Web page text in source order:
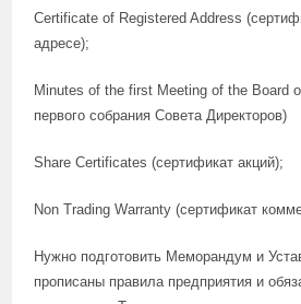
Certificate of Registered Address
адресе);
Minutes of the first Meeting of the Board
первого собрания Совета Директоров)
Share Certificates (сертификат акций);
Non Trading Warranty (сертификат
Нужно подготовить Меморандум и
прописаны правила предприятия и